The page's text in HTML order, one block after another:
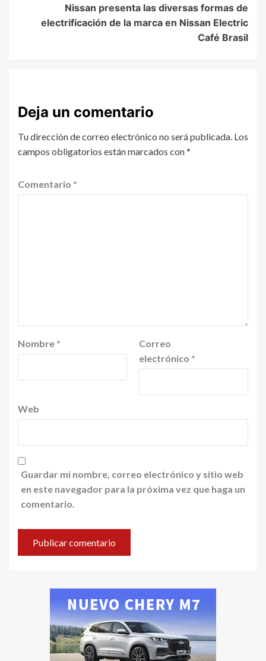
Nissan presenta las diversas formas de
electrificación de la marca en Nissan Electric
Café Brasil
Deja un comentario
Tu dirección de correo electrónico no será publicada. Los
campos obligatorios están marcados con*
Comentario *
Nombre *
Correo
electrónico *
Web
Guardar mi nombre, correo electrónico y sitio web
en este navegador para la próxima vez que haga un
comentario.